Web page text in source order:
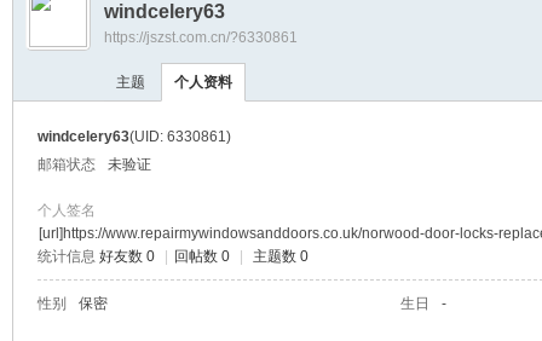
›
windcelery63
https://jszst.com.cn/?6330861
主题 个人资料
windcelery63(UID: 6330861)
邮箱状态
未验证
个人签名
[url]https://www.repairmywindowsanddoors.co.uk/norwood-door-locks-
统计信息 好友数 0 回帖数 0 主题数 0
性别 保密 生日 -